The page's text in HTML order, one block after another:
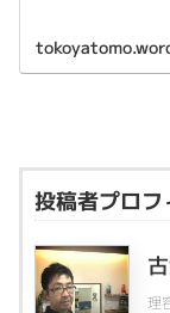
投稿者プロフ
理